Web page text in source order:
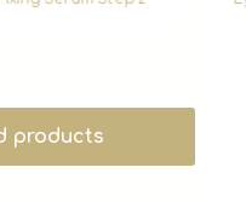
products